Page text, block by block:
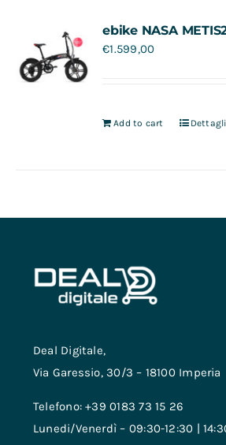
ebike NASA
€1.599,00
Add to cart Dettagli
Deal Digitale,
Via Garessio, 30/3 – 18100 Imperia
Telefono: +39 0183 73 15 26
Lunedi/Venerdì – 09:30-12:30 |